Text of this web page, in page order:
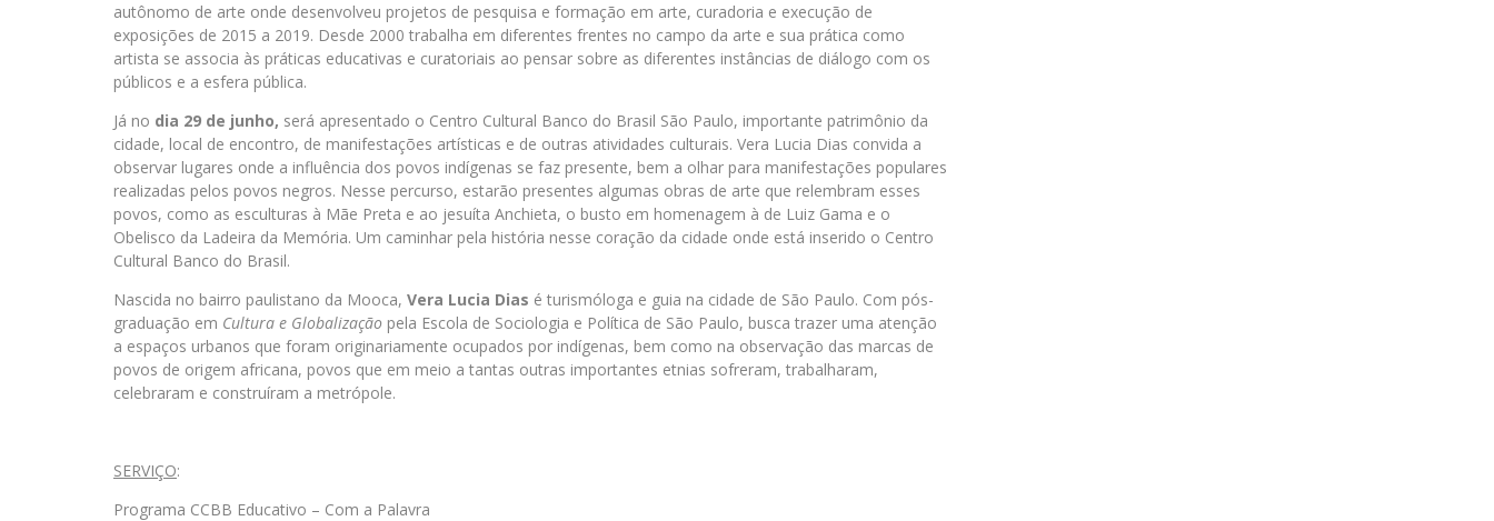
autônomo de arte onde desenvolveu projetos de pesquisa e formação em arte, curadoria e execução de
exposições de 2015 a 2019. Desde 2000 trabalha em diferentes frentes no campo da arte e sua prática como
artista se associa às práticas educativas e curatoriais ao pensar sobre as diferentes instâncias de diálogo com os
públicos e a esfera pública.
Já no dia 29 de junho, será apresentado o Centro Cultural Banco do Brasil São Paulo, importante patrimônio da
cidade, local de encontro, de manifestações artísticas e de outras atividades culturais. Vera Lucia Dias convida a
observar lugares onde a influência dos povos indígenas se faz presente, bem a olhar para manifestações populares
realizadas pelos povos negros. Nesse percurso, estarão presentes algumas obras de arte que relembram esses
povos, como as esculturas à Mãe Preta e ao jesuíta Anchieta, o busto em homenagem à de Luiz Gama e o
Obelisco da Ladeira da Memória. Um caminhar pela história nesse coração da cidade onde está inserido o Centro
Cultural Banco do Brasil.
Nascida no bairro paulistano da Mooca, Vera Lucia Dias é turismóloga e guia na cidade de São Paulo. Com pós-
graduação em Cultura e Globalização pela Escola de Sociologia e Política de São Paulo, busca trazer uma atenção
a espaços urbanos que foram originariamente ocupados por indígenas, bem como na observação das marcas de
povos de origem africana, povos que em meio a tantas outras importantes etnias sofreram, trabalharam,
celebraram e construíram a metrópole.
SERVIÇO:
Programa CCBB Educativo – Com a Palavra